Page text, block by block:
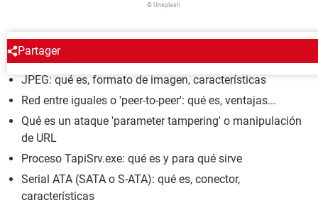
© Unsplash
Partager
ENCICLOPEDIA
JPEG: qué es, formato de imagen, características
Red entre iguales o 'peer-to-peer': qué es, ventajas...
Qué es un ataque 'parameter tampering' o manipulación
de URL
Proceso TapiSrv.exe: qué es y para qué sirve
Serial ATA (SATA o S-ATA): qué es, conector,
características